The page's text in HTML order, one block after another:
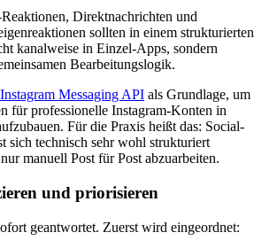
Direktnachrichten und
sollten in einem strukturierten
kanalweise in Einzel-Apps, sondern
Bearbeitungslogik.
Instagram Messaging API als Grundlage, um
für professionelle Instagram-Konten in
Für die Praxis heißt das: Social-
sich technisch sehr wohl strukturiert
manuell Post für Post abzuarbeiten.
und priorisieren
geantwortet. Zuerst wird eingeordnet: